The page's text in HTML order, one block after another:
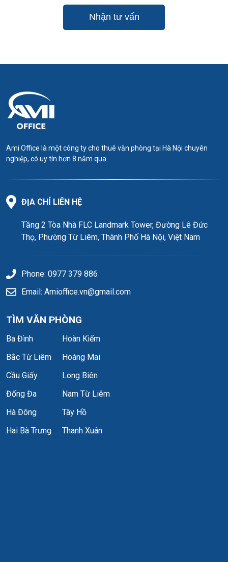
Ami Office là một công ty cho thuê văn phòng tại Hà Nội chuyên
nghiệp, có uy tín hơn 8 năm qua.
ĐỊA CHỈ LIÊN HỆ
Tầng 2 Tòa Nhà FLC Landmark Tower, Đường Lê Đức
Thọ, Phường Từ Liêm, Thành Phố Hà Nội, Việt Nam
Phone: 0977 379 886
Email: Amioffice.vn@gmail.com
TÌM VĂN PHÒNG
Ba Đình
Bắc Từ Liêm
Cầu Giấy
Đống Đa
Hà Đông
Hai Bà Trưng
Hoàn Kiếm
Hoàng Mai
Long Biên
Nam Từ Liêm
Tây Hồ
Thanh Xuân